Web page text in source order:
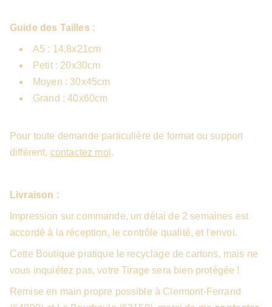
Guide des Tailles :
A5 : 14,8x21cm
Petit : 20x30cm
Moyen : 30x45cm
Grand : 40x60cm
Pour toute demande particulière de format ou support
différent, contactez moi.
Livraison :
Impression sur commande, un délai de 2 semaines est
accordé à la réception, le contrôle qualité, et l'envoi.
Cette Boutique pratique le recyclage de cartons, mais ne
vous inquiétez pas, votre Tirage sera bien protégée !
Remise en main propre possible à Clermont-Ferrand